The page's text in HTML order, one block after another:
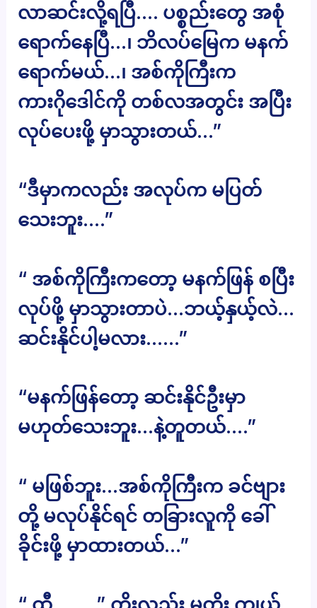
လာဆင်းလို့ရပြီ…. ပစ္စည်းတွေ အစုံ
ရောက်နေပြီ…၊ ဘိလပ်မြေက မနက်
ရောက်မယ်…၊ အစ်ကိုကြီးက
ကားဂိုဒေါင်ကို တစ်လအတွင်း အပြီး
လုပ်ပေးဖို့ မှာသွားတယ်…”
“ဒီမှာကလည်း အလုပ်က မပြတ်
သေးဘူး….”
“ အစ်ကိုကြီးကတော့ မနက်ဖြန် စပြီး
လုပ်ဖို့ မှာသွားတာပဲ…ဘယ့်နှယ့်လဲ…
ဆင်းနိုင်ပါ့မလား……”
“မနက်ဖြန်တော့ ဆင်းနိုင်ဦးမှာ
မဟုတ်သေးဘူး…နဲ့တူတယ်….”
“ မဖြစ်ဘူး…အစ်ကိုကြီးက ခင်ဗျား
တို့ မလုပ်နိုင်ရင် တခြားလူကို ခေါ်
ခိုင်းဖို့ မှာထားတယ်…”